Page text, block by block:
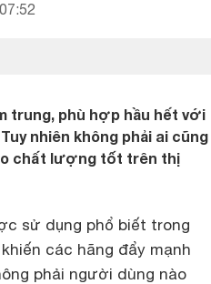
trung, phù hợp hầu hết với
nhiên không phải ai cũng
chất lượng tốt trên thị
sử dụng phổ biết trong
các hãng đẩy mạnh
phải người dùng nào